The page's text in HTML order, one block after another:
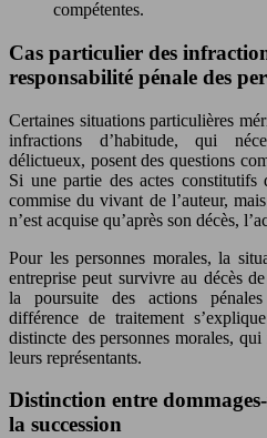
compétentes.
Cas particulier des
responsabilité pénale des
Certaines situations particulières
infractions d’habitude, qui
délictueux, posent des questions
Si une partie des actes constitutifs
commise du vivant de l’auteur,
n’est acquise qu’après son décès,
Pour les personnes morales, la
entreprise peut survivre au décès
la poursuite des actions
différence de traitement
distincte des personnes morales,
leurs représentants.
Distinction entre
la succession